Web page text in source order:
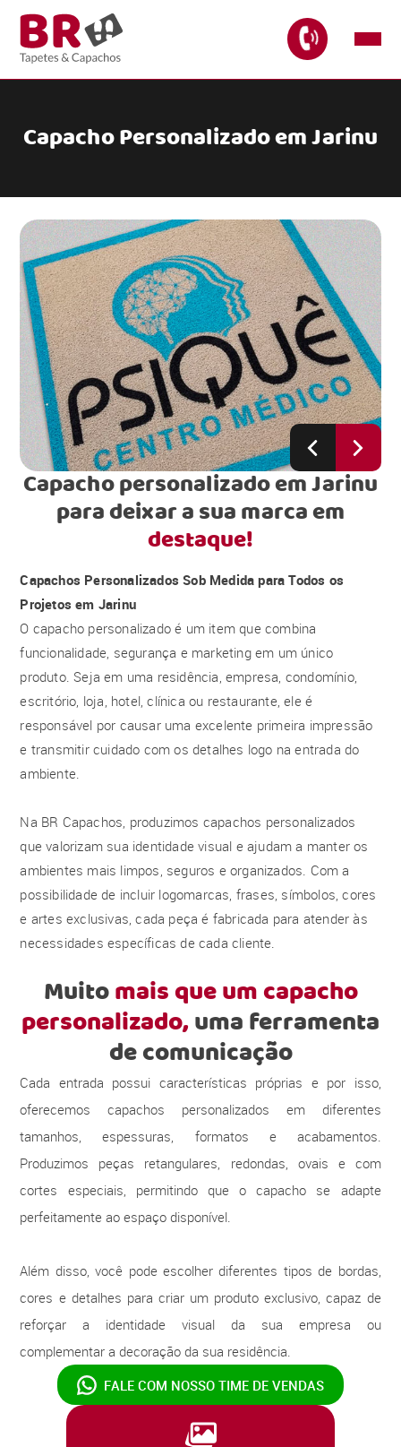
Capacho Personalizado em Jarinu
Capacho personalizado em Jarinu
para deixar a sua marca em
destaque!
Capachos Personalizados Sob Medida para Todos os
Projetos em Jarinu
O capacho personalizado é um item que combina
funcionalidade, segurança e marketing em um único
produto. Seja em uma residência, empresa, condomínio,
escritório, loja, hotel, clínica ou restaurante, ele é
responsável por causar uma excelente primeira impressão
e transmitir cuidado com os detalhes logo na entrada do
ambiente.
Na BR Capachos, produzimos capachos personalizados
que valorizam sua identidade visual e ajudam a manter os
ambientes mais limpos, seguros e organizados. Com a
possibilidade de incluir logomarcas, frases, símbolos, cores
e artes exclusivas, cada peça é fabricada para atender às
necessidades específicas de cada cliente.
Muitomais que um capacho
personalizado,uma ferramenta
de comunicação
Cada entrada possui características próprias e por isso,
oferecemos capachos personalizados em diferentes
tamanhos, espessuras, formatos e acabamentos.
Produzimos peças retangulares, redondas, ovais e com
cortes especiais, permitindo que o capacho se adapte
perfeitamente ao espaço disponível.
Além disso, você pode escolher diferentes tipos de bordas,
cores e detalhes para criar um produto exclusivo, capaz de
reforçar a identidade visual da sua empresa ou
complementar a decoração da sua residência.
FALE COM NOSSO TIME DE VENDAS